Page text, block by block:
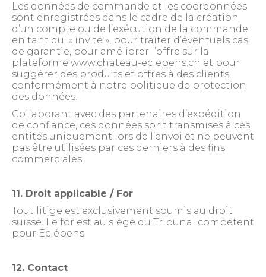
Les données de commande et les coordonnées
sont enregistrées dans le cadre de la création
d’un compte ou de l’exécution de la commande
en tant qu’ « invité », pour traiter d’éventuels cas
de garantie, pour améliorer l’offre sur la
plateforme www.chateau-eclepens.ch et pour
suggérer des produits et offres à des clients
conformément à notre politique de protection
des données.
Collaborant avec des partenaires d’expédition
de confiance, ces données sont transmises à ces
entités uniquement lors de l’envoi et ne peuvent
pas être utilisées par ces derniers à des fins
commerciales.
11. Droit applicable / For
Tout litige est exclusivement soumis au droit
suisse. Le for est au siège du Tribunal compétent
pour Eclépens.
12. Contact